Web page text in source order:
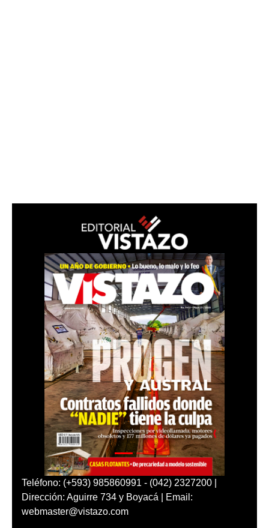
Teléfono: (+593) 985860991 - (042) 2327200 |
Dirección: Aguirre 734 y Boyacá | Email:
webmaster@vistazo.com